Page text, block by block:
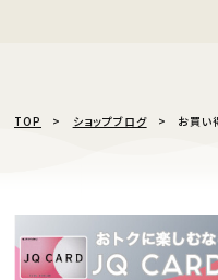
TOP ショップブログ お買い